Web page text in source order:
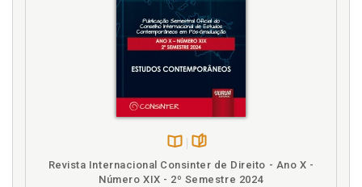
Moema Santana Silva
Nilton Carlos de Almeida Coutinho
Oto Luiz Sponholz Júnior
Patricia Kelen da Costa Dreyer
Patrícia Reinert Lang
ARTIGO 107 / Vitor Guglinski, p. 921
ARTIGO 108 (VETADO), p. 925
ARTIGOS 109 A 119 / Andrey Maia Gadelha, p. 927
REFERÊNCIAS, p. 941
Disponível
na
páginas
Revista Internacional Consinter de Direito - Ano X -
Número XIX - 2º Semestre 2024